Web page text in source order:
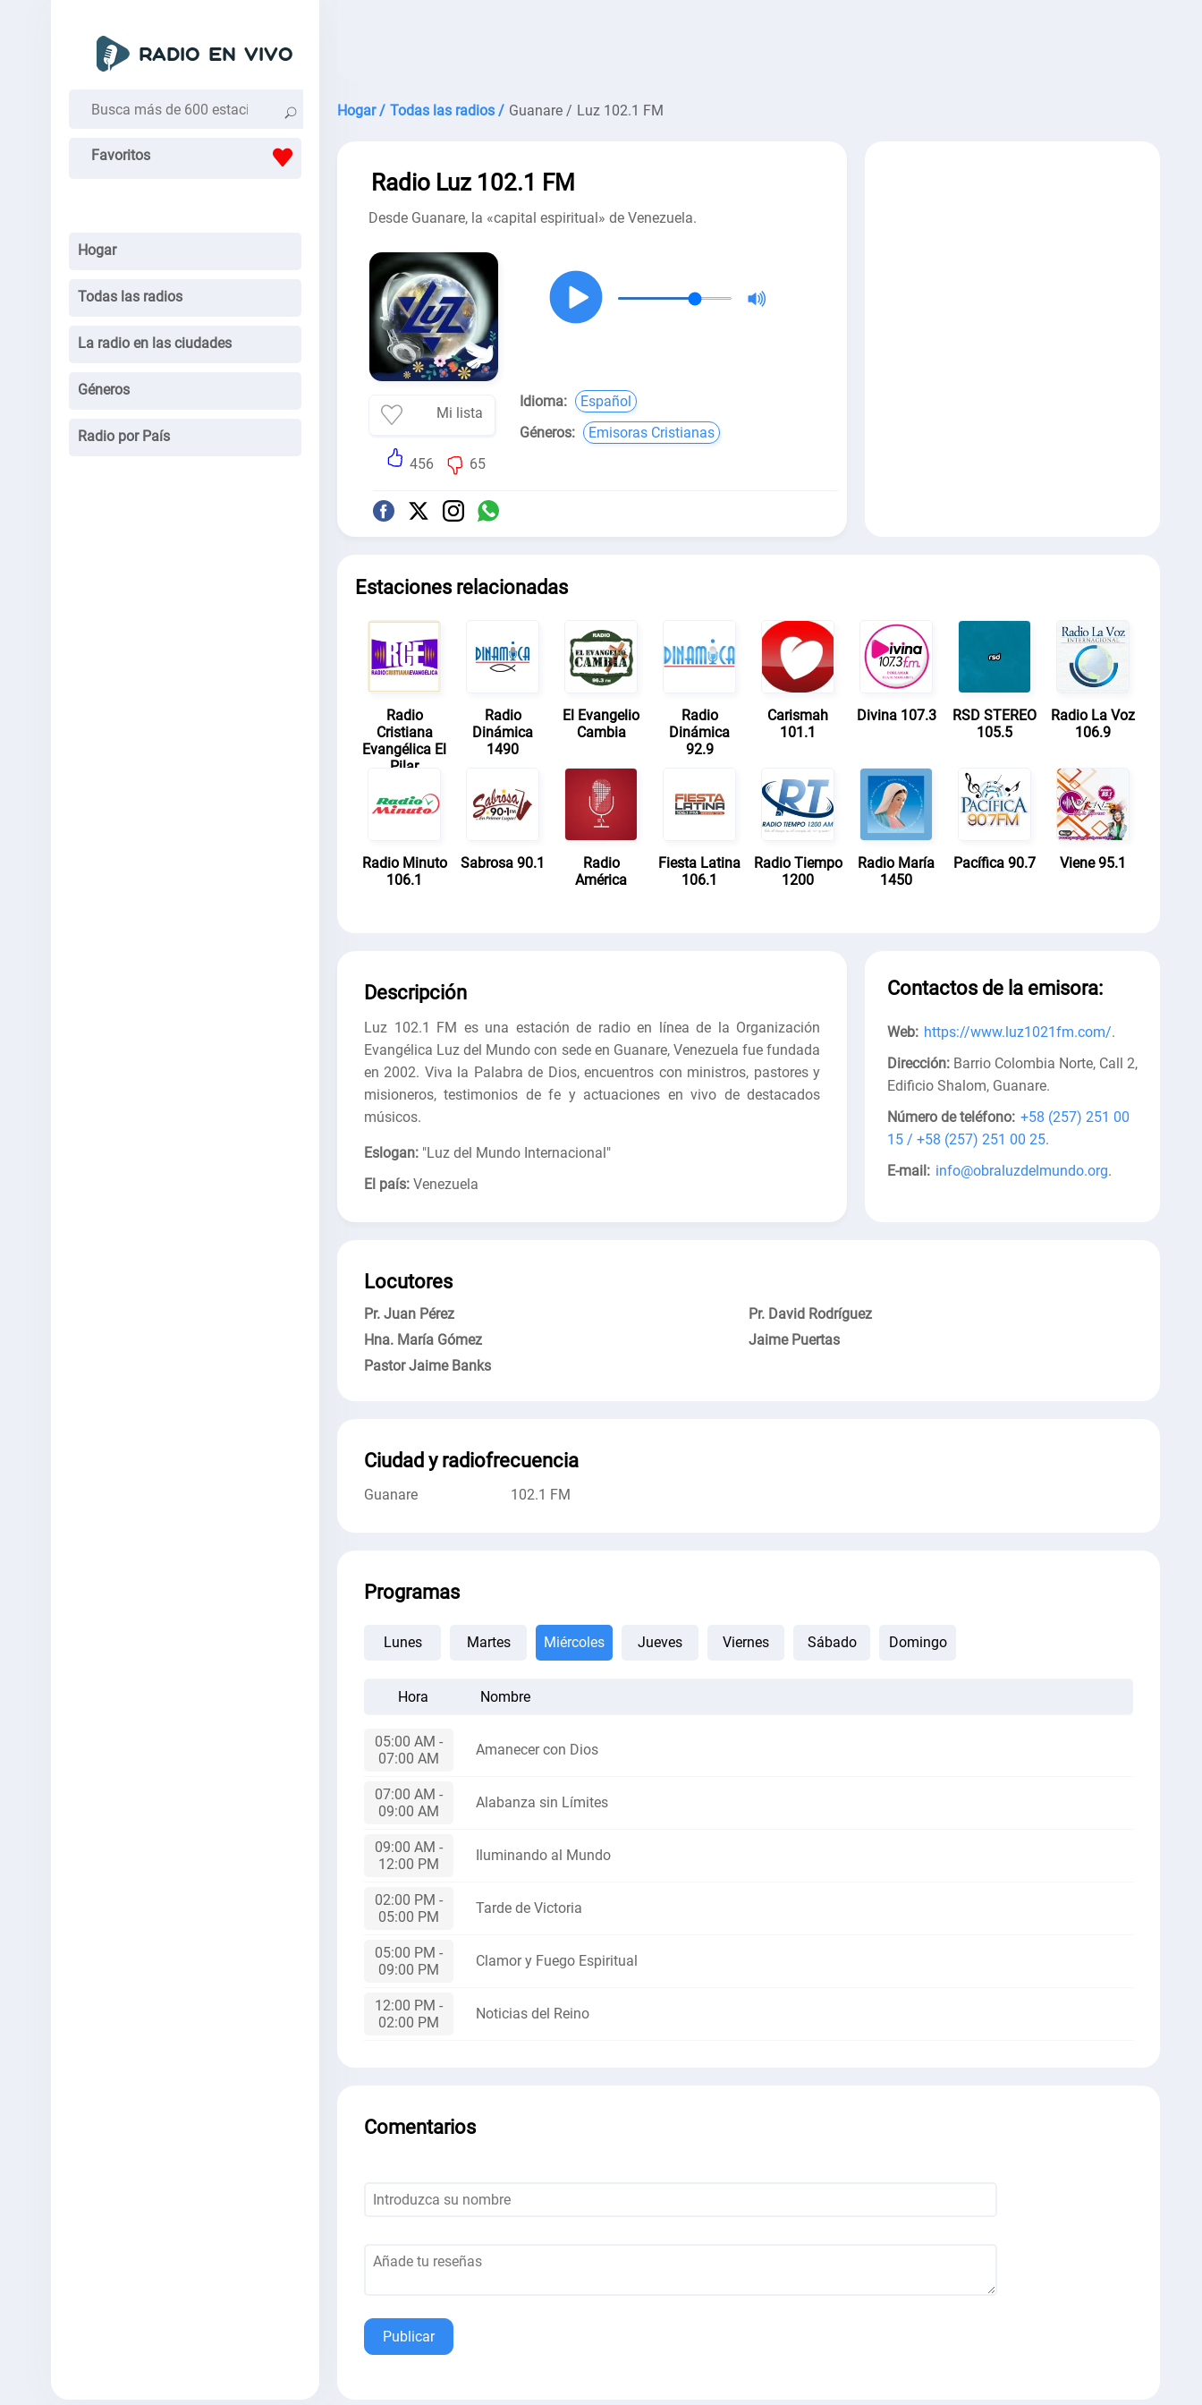
Favoritos
Hogar
Todas las radios
La radio en las ciudades
Géneros
Radio por País
Hogar / Todas las radios / Guanare / Luz 102.1 FM
Radio Luz 102.1 FM
Desde Guanare, la «capital espiritual» de Venezuela.
Mi lista
456 65
Idioma:
Español
Géneros:
Emisoras Cristianas
Estaciones relacionadas
Radio
Cristiana
Evangélica El
Pilar
Radio
Dinámica
1490
El Evangelio
Cambia
Radio
Dinámica
92.9
Carismah
101.1
Divina 107.3
RSD STEREO
105.5
Radio La Voz
106.9
Radio Minuto
106.1
Sabrosa 90.1
Radio
América
Fiesta Latina
106.1
Radio Tiempo
1200
Radio María
1450
Pacífica 90.7 Viene 95.1
Descripción
Luz 102.1 FM es una estación de radio en línea de la Organización
Evangélica Luz del Mundo con sede en Guanare, Venezuela fue fundada
en 2002. Viva la Palabra de Dios, encuentros con ministros, pastores y
misioneros, testimonios de fe y actuaciones en vivo de destacados
músicos.
Eslogan: "Luz del Mundo Internacional"
El país: Venezuela
Contactos de la emisora:
Web: https://www.luz1021fm.com/.
Dirección: Barrio Colombia Norte, Call 2,
Edificio Shalom, Guanare.
Número de teléfono: +58 (257) 251 00
15 / +58 (257) 251 00 25.
E-mail: info@obraluzdelmundo.org.
Locutores
Pr. Juan Pérez
Pr. David Rodríguez
Hna. María Gómez
Jaime Puertas
Pastor Jaime Banks
Ciudad y radiofrecuencia
Guanare 102.1 FM
Programas
Lunes Martes Miércoles Jueves Viernes Sábado Domingo
Hora Nombre
05:00 AM -
07:00 AM
Amanecer con Dios
07:00 AM -
09:00 AM
Alabanza sin Límites
09:00 AM -
12:00 PM
Iluminando al Mundo
02:00 PM -
05:00 PM
Tarde de Victoria
05:00 PM -
09:00 PM
Clamor y Fuego Espiritual
12:00 PM -
02:00 PM
Noticias del Reino
Comentarios
Publicar